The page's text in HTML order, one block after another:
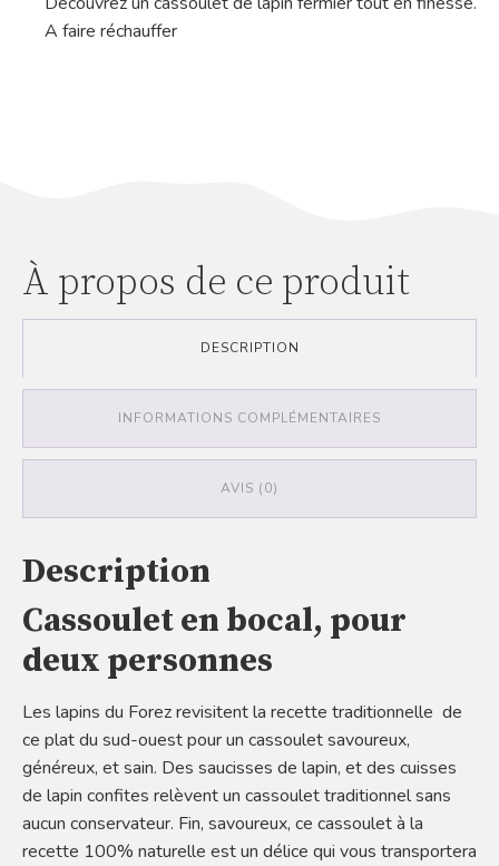
A faire réchauffer
À propos de ce produit
DESCRIPTION
INFORMATIONS COMPLÉMENTAIRES
AVIS (0)
Description
Cassoulet en bocal, pour
deux personnes
Les lapins du Forez revisitent la recette traditionnelle de
ce plat du sud-ouest pour un cassoulet savoureux,
généreux, et sain. Des saucisses de lapin, et des cuisses
de lapin confites relèvent un cassoulet traditionnel sans
aucun conservateur. Fin, savoureux, ce cassoulet à la
recette 100% naturelle est un délice qui vous transportera